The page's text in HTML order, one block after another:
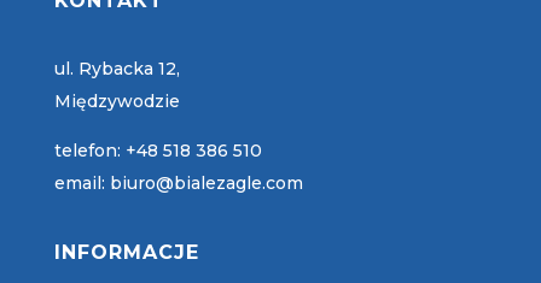
ul. Rybacka 12,
Międzywodzie
telefon: +48 518 386 510
email: biuro@bialezagle.com
INFORMACJE